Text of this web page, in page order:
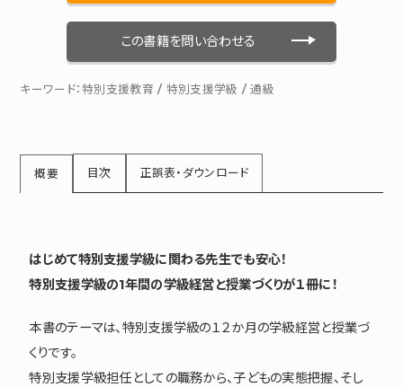
この書籍を問い合わせる
キーワード：特別支援教育 / 特別支援学級 /通級
概要 目次 正誤表・ダウンロード
はじめて特別支援学級に関わる先生でも安心！
特別支援学級の1年間の学級経営と授業づくりが１冊に！
本書のテーマは、特別支援学級の１２か月の学級経営と授業づ
くりです。
特別支援学級担任としての職務から、子どもの実態把握、そし